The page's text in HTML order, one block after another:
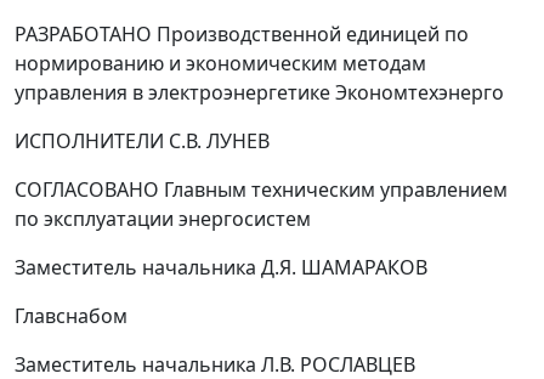
РАЗРАБОТАНО Производственной единицей по
нормированию и экономическим методам
управления в электроэнергетике Экономтехэнерго
ИСПОЛНИТЕЛИ С.В. ЛУНЕВ
СОГЛАСОВАНО Главным техническим управлением
по эксплуатации энергосистем
Заместитель начальника Д.Я. ШАМАРАКОВ
Главснабом
Заместитель начальника Л.В. РОСЛАВЦЕВ